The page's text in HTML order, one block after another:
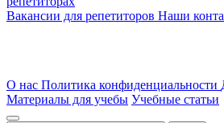
Вакансии для репетиторов Наши
О нас Политика конфиденциальности
Материалы для учебы Учебные статьи